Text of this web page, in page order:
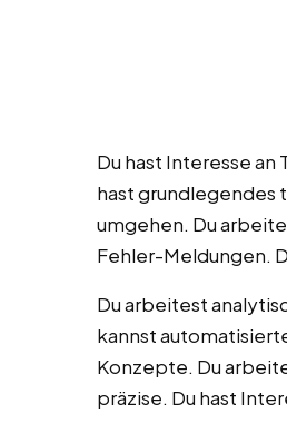
Du hast Interesse
hast grundlegendes
umgehen. Du
Fehler-Meldungen.
Du arbeitest
kannst
Konzepte. Du
präzise. Du hast